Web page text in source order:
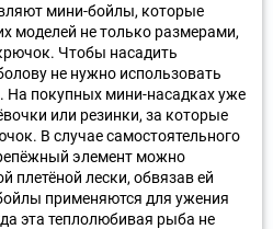
мини-бойлы, которые
моделей не только размерами,
Чтобы насадить
не нужно использовать
На покупных мини-насадках уже
или резинки, за которые
В случае самостоятельного
элемент можно
плетёной лески, обвязав ей
применяются для ужения
эта теплолюбивая рыба не